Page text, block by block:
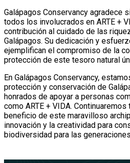
Galápagos Conservancy agradece
todos los involucrados en ARTE +
contribución al cuidado de las
Galápagos. Su dedicación y
ejemplifican el compromiso de la
protección de este tesoro natural
En Galápagos Conservancy,
protección y conservación de
honrados de apoyar a personas
como ARTE + VIDA.
beneficio de este maravilloso
innovación y la creatividad para
biodiversidad para las